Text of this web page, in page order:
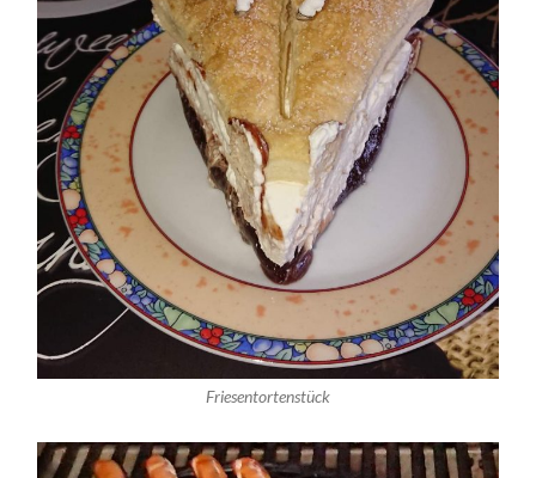
Friesentortenstück